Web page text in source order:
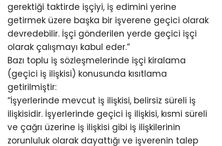
gerektiği taktirde işçiyi, iş edimini yerine
getirmek üzere başka bir işverene geçici olarak
devredebilir. İşçi gönderilen yerde geçici işçi
olarak çalışmayı kabul eder.”
Bazı toplu iş sözleşmelerinde işçi kiralama
(geçici iş ilişkisi) konusunda kısıtlama
getirilmiştir:
“İşyerlerinde mevcut iş ilişkisi, belirsiz süreli iş
ilişkisidir. İşyerlerinde geçici iş ilişkisi, kısmi süreli
ve çağrı üzerine iş ilişkisi gibi iş ilişkilerinin
zorunluluk olarak dayattığı ve işverenin talep